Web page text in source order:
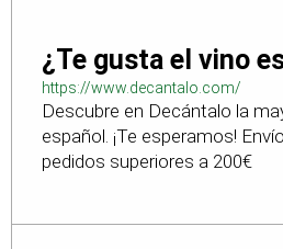
¿Te gusta el vino
https://www.decantalo.com/
Descubre en Decántalo la
español. ¡Te esperamos!
pedidos superiores a 200€